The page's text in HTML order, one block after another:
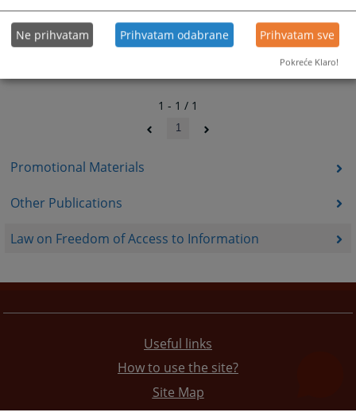
Promotional Materials
Other Publications
Law on Freedom of Access to Information
dates.
dates.
1 - 1 / 1
1
Useful links
How to use the site?
Site Map
Ne prihvatam Prihvatam odabrane Prihvatam sve
Pokreće Klaro!